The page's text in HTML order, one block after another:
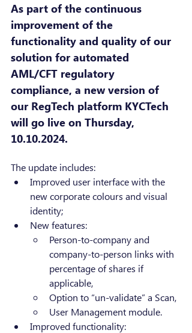
As part of the continuous
improvement of the
functionality and quality of our
solution for automated
AML/CFT regulatory
compliance, a new version of
our RegTech platform KYCTech
will go live on Thursday,
10.10.2024.
The update includes:
Improved user interface with the
new corporate colours and visual
identity;
New features:
Person-to-company and
company-to-person links with
percentage of shares if
applicable,
Option to “un-validate” a Scan,
User Management module.
Improved functionality: